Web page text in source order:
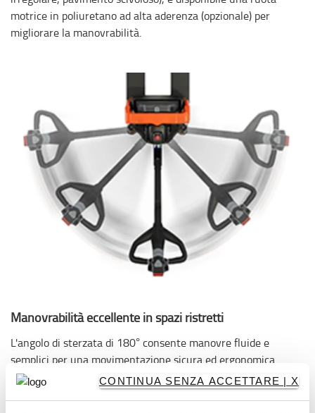
CONTINUA SENZA ACCETTARE | X
motrice in poliuretano ad alta aderenza (opzionale) per
migliorare la manovrabilità.
Manovrabilità eccellente in spazi ristretti
L'angolo di sterzata di 180° consente manovre fluide e
semplici per una movimentazione sicura ed ergonomica
delle merci.